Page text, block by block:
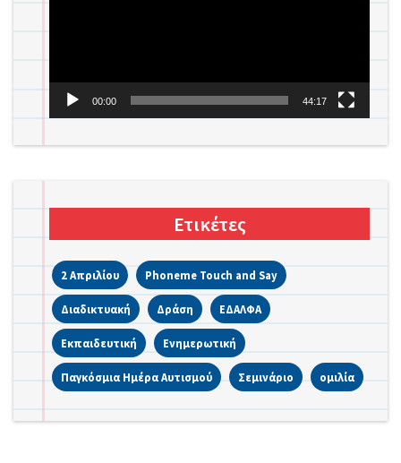
00:00 44:17
Ετικέτες
2 Απριλίου Phoneme Touch and Say
Διαδικτυακή Δράση ΕΔΑΛΦΑ
Εκπαιδευτική Ενημερωτική
Παγκόσμια Ημέρα Αυτισμού Σεμινάριο ομιλία